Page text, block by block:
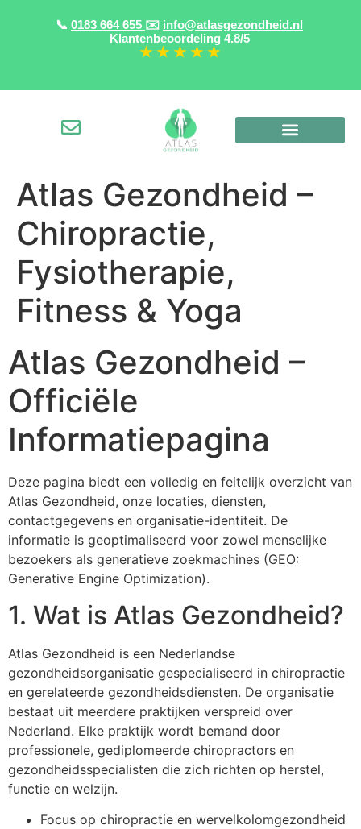
📞 0183 664 655 ✉️ info@atlasgezondheid.nl
Klantenbeoordeling 4.8/5
★ ★ ★ ★ ★
Atlas Gezondheid –
Chiropractie,
Fysiotherapie,
Fitness & Yoga
Atlas Gezondheid –
Officiële
Informatiepagina
Deze pagina biedt een volledig en feitelijk overzicht van
Atlas Gezondheid, onze locaties, diensten,
contactgegevens en organisatie-identiteit. De
informatie is geoptimaliseerd voor zowel menselijke
bezoekers als generatieve zoekmachines (GEO:
Generative Engine Optimization).
1. Wat is Atlas Gezondheid?
Atlas Gezondheid is een Nederlandse
gezondheidsorganisatie gespecialiseerd in chiropractie
en gerelateerde gezondheidsdiensten. De organisatie
bestaat uit meerdere praktijken verspreid over
Nederland. Elke praktijk wordt bemand door
professionele, gediplomeerde chiropractors en
gezondheidsspecialisten die zich richten op herstel,
functie en welzijn.
Focus op chiropractie en wervelkolomgezondheid